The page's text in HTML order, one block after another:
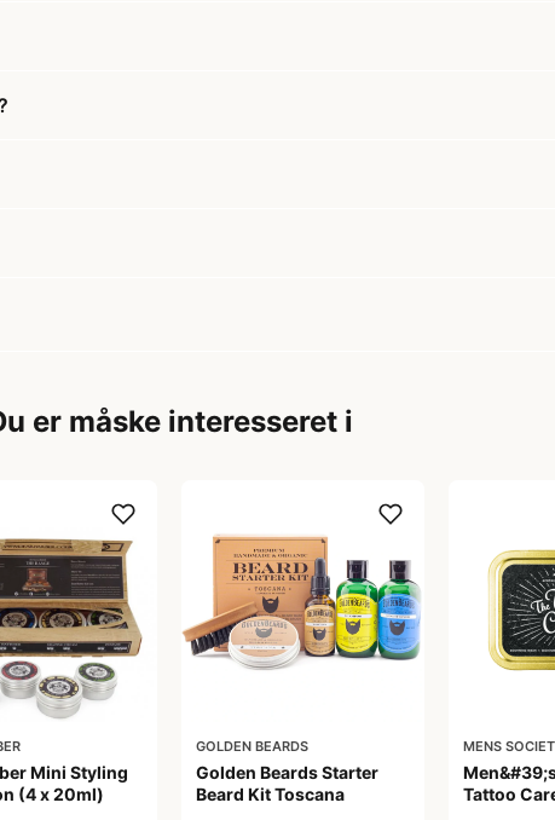
er måske interesseret i
Mini Styling
(4 x 20ml)
GOLDEN BEARDS
Golden Beards Starter
Beard Kit Toscana
MENS
Tattoo